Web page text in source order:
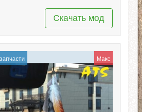
Скачать мод
Макс